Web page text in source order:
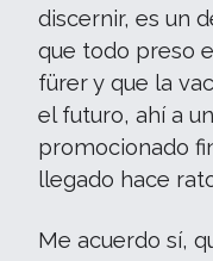
discernir, es un
que todo preso
fürer y que la
el futuro, ahí a
promocionado
llegado hace
Me acuerdo sí,